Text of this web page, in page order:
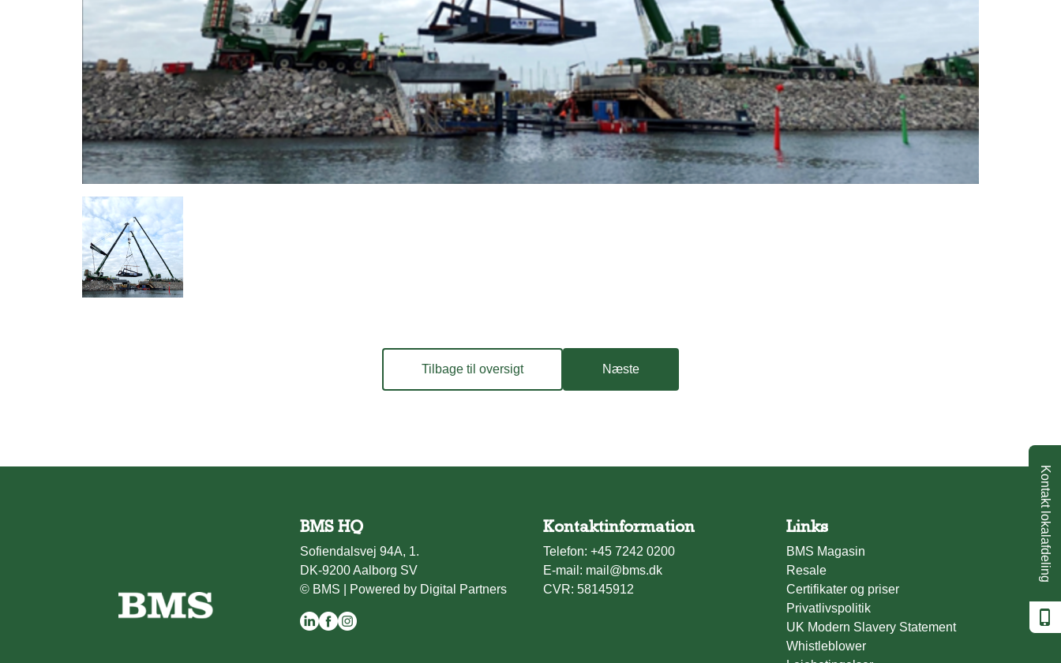
Kontakt lokalafdeling
Tilbage til oversigt Næste
BMS HQ
Sofiendalsvej 94A, 1.
DK-9200 Aalborg SV
© BMS |
Powered by Digital Partners
Kontaktinformation
Telefon: +45 7242 0200
E-mail: mail@bms.dk
CVR: 58145912
Links
BMS Magasin
Resale
Certifikater og priser
Privatlivspolitik
UK Modern Slavery Statement
Whistleblower